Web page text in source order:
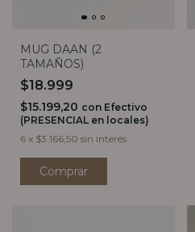
MUG DAAN (2
TAMAÑOS)
$18.999
$15.199,20 con Efectivo
(PRESENCIAL en locales)
6 x $3.166,50 sin interés
Comprar